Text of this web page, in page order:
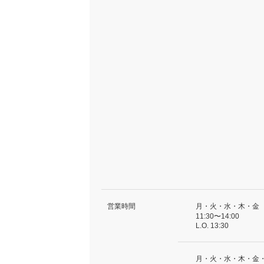
営業時間
月・火・水・木・金
11:30〜14:00
L.O. 13:30
月・火・水・木・金